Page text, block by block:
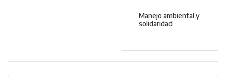
Manejo ambiental y
solidaridad